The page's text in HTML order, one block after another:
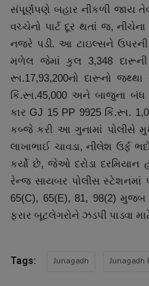
સ્વાસ્થ્ય
સંપૂર્ણપણે બહાર નીકળી જાય
વચ્ચેનો પાર્ટ દૂર થતાં જ,
નજરે પડી. આ ટાઇલ્સને
મળેલ જેમાં કુલ 3,348 દારૂની
રૂા.17,93,200નો દારૂનો
કિં.રૂા.45,000 અને બાજુના બંધ
કાર GJ 15 PP 9925 કિં.રૂા.
કબ્જે કરી આ ગુનામાં પોલીસે
લાખાભાઈ ચાવડા, નીલેશ ઉર્ફ
કર્યો છે, જેઓ દરોડા
રેન્જ સાયબર પોલીસ સ્ટેશનમાં
65(C), 65(E), 81, 98(2)
ફરાર બૂટલેગરોને ઝડપી પાડવા
Tags: Junagadh Junagadh